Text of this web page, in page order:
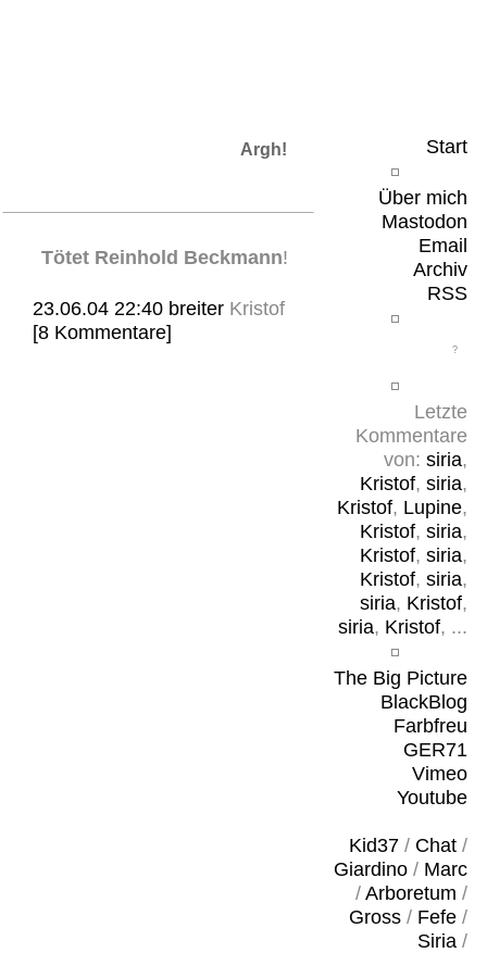
Start
Über mich
Mastodon
Email
Archiv
RSS
Letzte
Kommentare
von: siria,
Kristof, siria,
Kristof, Lupine,
Kristof, siria,
Kristof, siria,
Kristof, siria,
siria, Kristof,
siria, Kristof, ...
The Big Picture
BlackBlog
Farbfreu
GER71
Vimeo
Youtube
Kid37/ Chat/
Giardino/ Marc
/ Arboretum /
Gross/ Fefe/
Siria/
Argh!
Tötet Reinhold Beckmann!
23.06.04 22:40 breiter Kristof
[8 Kommentare]